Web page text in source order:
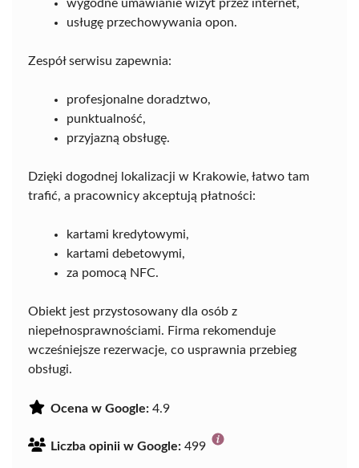
wygodne umawianie wizyt przez internet,
usługę przechowywania opon.
Zespół serwisu zapewnia:
profesjonalne doradztwo,
punktualność,
przyjazną obsługę.
Dzięki dogodnej lokalizacji w Krakowie, łatwo tam
trafić, a pracownicy akceptują płatności:
kartami kredytowymi,
kartami debetowymi,
za pomocą NFC.
Obiekt jest przystosowany dla osób z
niepełnosprawnościami. Firma rekomenduje
wcześniejsze rezerwacje, co usprawnia przebieg
obsługi.
Ocena w Google: 4.9
Liczba opinii w Google: 499